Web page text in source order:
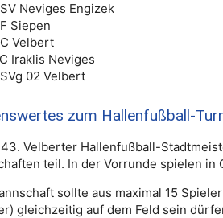
Neviges Engizek
Siepen
Velbert
Iraklis Neviges
02 Velbert
zum Hallenfußball-
Velberter Hallenfußball-
teil. In der Vorrunde spielen in
sollte aus maximal 15
gleichzeitig auf dem Feld sein